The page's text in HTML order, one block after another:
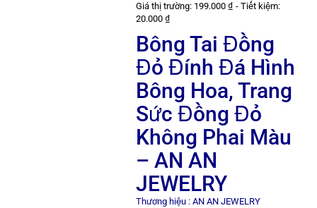
Giá thị trường: 199.000 ₫ - Tiết kiệm:
20.000 ₫
Bông Tai Đồng
Đỏ Đính Đá Hình
Bông Hoa, Trang
Sức Đồng Đỏ
Không Phai Màu
– AN AN
JEWELRY
Thương hiệu : AN AN JEWELRY